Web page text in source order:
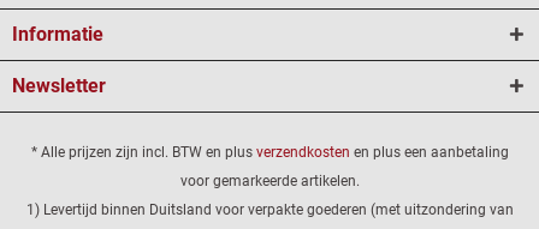
Informatie
Newsletter
* Alle prijzen zijn incl. BTW en plus verzendkosten en plus een aanbetaling
voor gemarkeerde artikelen.
1) Levertijd binnen Duitsland voor verpakte goederen (met uitzondering van